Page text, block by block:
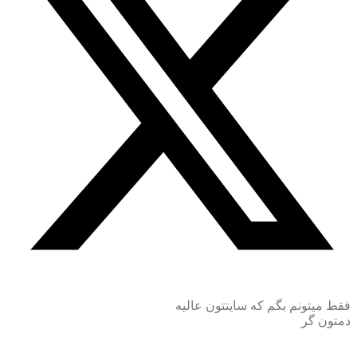
فقط میتونم بگم که سایتتون عالیه
دمتون گر